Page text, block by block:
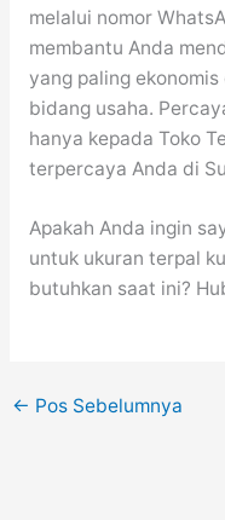
melalui nomor
membantu Anda
yang paling
bidang usaha.
hanya kepada Toko
terpercaya Anda di
Apakah Anda ingin
untuk ukuran terpal
butuhkan saat ini?
← Pos Sebelumnya